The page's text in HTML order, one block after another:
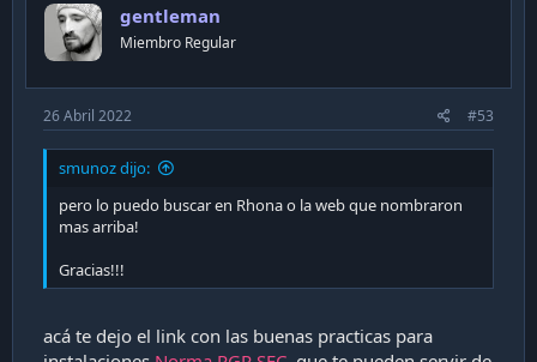
o
n
s
gentleman
Miembro Regular
26 Abril 2022 #53
smunoz dijo:
pero lo puedo buscar en Rhona o la web que nombraron
mas arriba!
Gracias!!!
acá te dejo el link con las buenas practicas para